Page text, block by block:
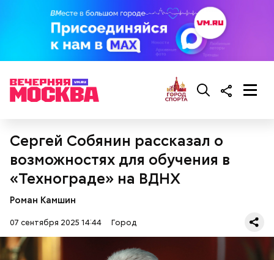
Сергей Собянин рассказал о
возможностях для обучения в
«Технограде» на ВДНХ
Роман Камшин
07 сентября 2025 14:44 Город